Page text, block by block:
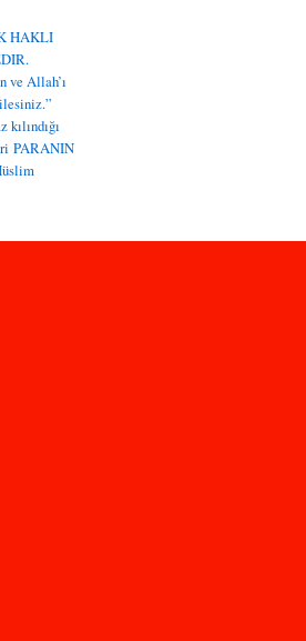
HAKLI
ve Allah’ı
PARANIN